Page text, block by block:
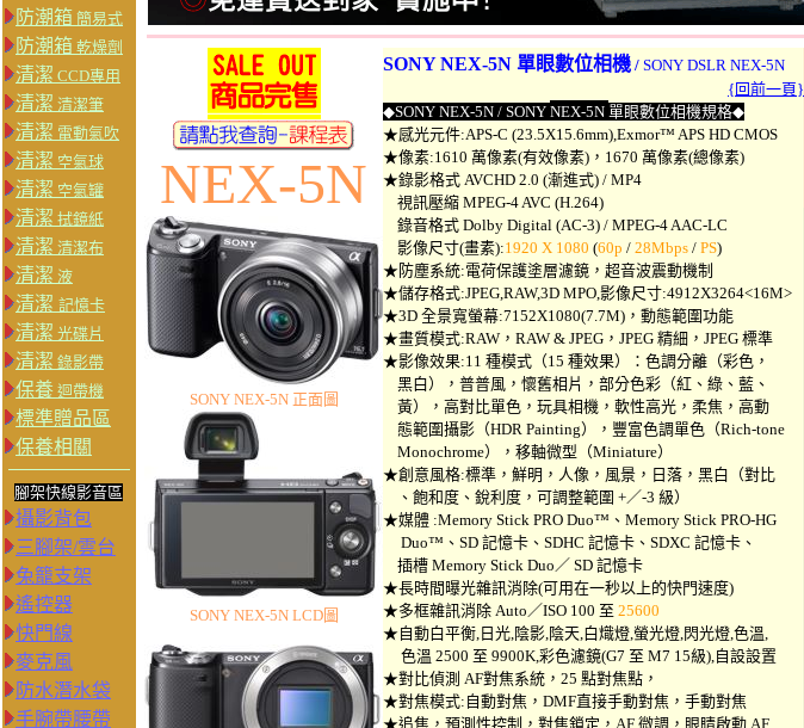
防潮箱 簡易式
防潮箱 乾燥劑
清潔 CCD專用
清潔 清潔筆
清潔 電動氣吹
清潔 空氣球
清潔 空氣罐
清潔 拭鏡紙
清潔 清潔布
清潔 液
清潔 記憶卡
清潔 光碟片
清潔 錄影帶
保養 迴帶機
標準贈品區
保養相關
腳架快線影音區
攝影背包
三腳架/雲台
兔籠支架
遙控器
快門線
麥克風
防水潛水袋
手腕帶腰帶
NEX-5N
SONY NEX-5N 正面圖
SONY NEX-5N LCD圖
SONY NEX-5N 單眼數位相機 / SONY DSLR NEX-5N
{回前一頁}
◆SONY NEX-5N / SONY NEX-5N 單眼數位相機規格◆
★感光元件:APS-C (23.5X15.6mm),Exmor™ APS HD CMOS
★像素:1610 萬像素(有效像素)，1670 萬像素(總像素)
★錄影格式 AVCHD 2.0 (漸進式) / MP4
視訊壓縮 MPEG-4 AVC (H.264)
錄音格式 Dolby Digital (AC-3) / MPEG-4 AAC-LC
影像尺寸(畫素):1920 X 1080 (60p / 28Mbps / PS)
★防塵系統:電荷保護塗層濾鏡，超音波震動機制
★儲存格式:JPEG,RAW,3D MPO,影像尺寸:4912X3264<16M>
★3D 全景寬螢幕:7152X1080(7.7M)，動態範圍功能
★畫質模式:RAW，RAW & JPEG，JPEG 精細，JPEG 標準
★影像效果:11 種模式（15 種效果）：色調分離（彩色，
黑白），普普風，懷舊相片，部分色彩（紅、綠、藍、
黃），高對比單色，玩具相機，軟性高光，柔焦，高動
態範圍攝影（HDR Painting），豐富色調單色（Rich-tone
Monochrome），移軸微型（Miniature）
★創意風格:標準，鮮明，人像，風景，日落，黑白（對比
、飽和度、銳利度，可調整範圍 +／-3 級）
★媒體 :Memory Stick PRO Duo™、Memory Stick PRO-HG
Duo™、SD 記憶卡、SDHC 記憶卡、SDXC 記憶卡、
插槽 Memory Stick Duo／ SD 記憶卡
★長時間曝光雜訊消除(可用在一秒以上的快門速度)
★多框雜訊消除 Auto／ISO 100 至 25600
★自動白平衡,日光,陰影,陰天,白熾燈,螢光燈,閃光燈,色溫,
色溫 2500 至 9900K,彩色濾鏡(G7 至 M7 15級),自設設置
★對比偵測 AF對焦系統，25 點對焦點，
★對焦模式:自動對焦，DMF直接手動對焦，手動對焦
★追焦，預測性控制，對焦鎖定，AF 微調，眼睛啟動 AF